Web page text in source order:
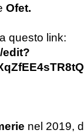
Ofet.
questo link:
edit?
nel 2019,